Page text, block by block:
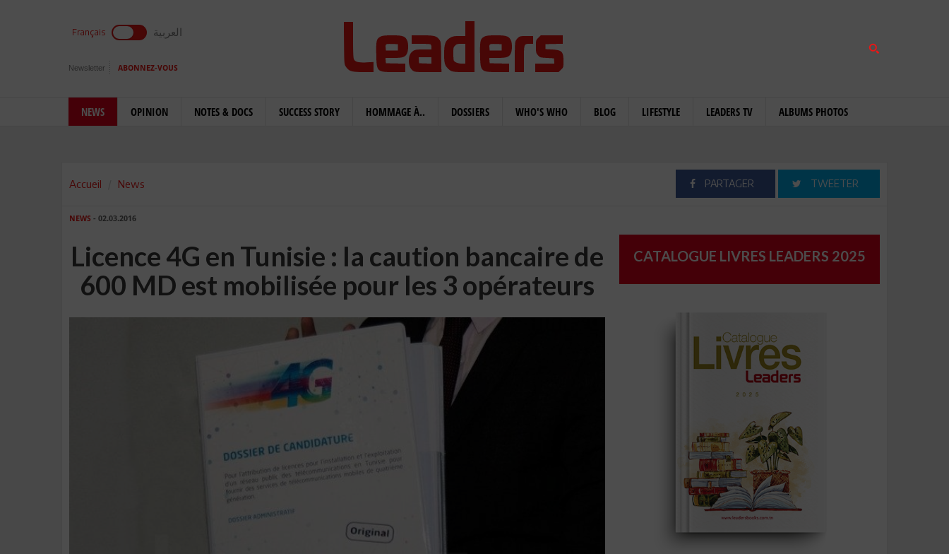
Français العربية
Newsletter ABONNEZ-VOUS
NEWS OPINION NOTES & DOCS SUCCESS STORY HOMMAGE À.. DOSSIERS WHO'S WHO BLOG LIFESTYLE LEADERS TV ALBUMS PHOTOS
Accueil News PARTAGER TWEETER
NEWS - 02.03.2016
Licence 4G en Tunisie : la caution bancaire de
600 MD est mobilisée pour les 3 opérateurs
CATALOGUE LIVRES LEADERS 2025